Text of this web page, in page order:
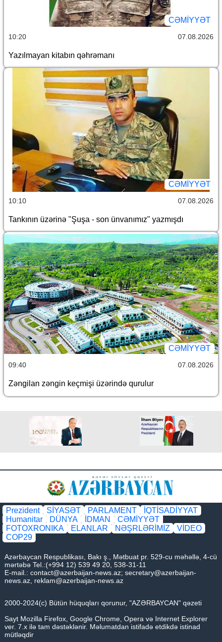
CƏMİYYƏT
10:20 07.08.2026
Yazılmayan kitabın qəhrəmanı
CƏMİYYƏT
10:10 07.08.2026
Tankının üzərinə "Şuşa - son ünvanımız" yazmışdı
CƏMİYYƏT
09:40 07.08.2026
Zəngilan zəngin keçmişi üzərində qurulur
Prezident SİYASƏT PARLAMENT
İQTİSADİYYAT
Humanitar
DÜNYA İDMAN
CƏMİYYƏT
FOTOXRONIKA
ELANLAR NƏŞRLƏRİMİZ
VİDEO
COP29
Azərbaycan Respublikası, Bakı ş., Mətbuat pr. 529-cu məhəllə, 4-cü
mərtəbə Tel.:(+994 12) 539 49 20, 538-31-11
E-mail.: contact@azerbaijan-news.az; secretary@azerbaijan-
news.az reklam@azerbaijan-news.az
2000-2024(c) Bütün hüquqları qorunur, "AZƏRBAYCAN" qəzeti
Sayt Mozilla Firefox, Google Chrome, Opera və Internet Explorer
ver. 7.x ilə tam dəstəklənir. Məlumatdan istifadə etdikdə istinad
mütləqdir